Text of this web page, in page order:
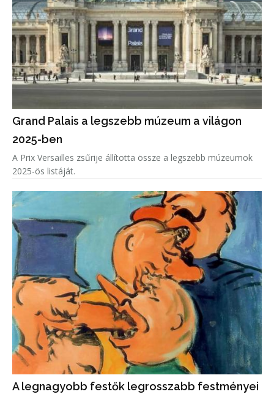
Grand Palais a legszebb múzeum a világon
2025-ben
A Prix Versailles zsűrije állította össze a legszebb múzeumok
2025-ös listáját.
A legnagyobb festők legrosszabb festményei